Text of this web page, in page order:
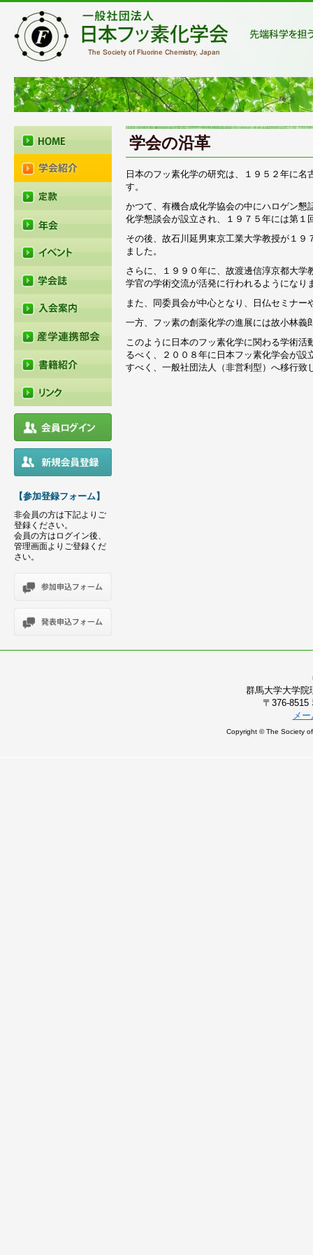
学会の沿革
日本のフッ素化学の研究は、１９５２年に
す。
かつて、有機合成化学協会の中にハロゲン
化学懇談会が設立され、１９７５年には第
その後、故石川延男東京工業大学教授が１
ました。
さらに、１９９０年に、故渡邊信淳京都大
学官の学術交流が活発に行われるようになり
また、同委員会が中心となり、日仏セミナ
一方、フッ素の創薬化学の進展には故小林
このように日本のフッ素化学に関わる学術
るべく、２００８年に日本フッ素化学会が
すべく、一般社団法人（非営利型）へ移行致
【参加登録フォーム】
非会員の方は下記よりご
登録ください。
会員の方はログイン後、
管理画面よりご登録くだ
さい。
群馬大学大学院
〒376-
メ
Copyright © The Society